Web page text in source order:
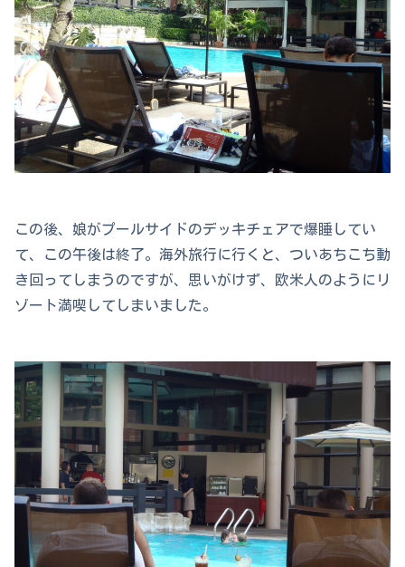
この後、娘がプールサイドのデッキチェアで爆睡してい
て、この午後は終了。海外旅行に行くと、ついあちこち動
き回ってしまうのですが、思いがけず、欧米人のようにリ
ゾート満喫してしまいました。